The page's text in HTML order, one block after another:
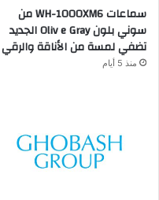
سماعات WH-1000XM6 من
سوني بلون Oliv e Gray الجديد
تضفي لمسة من الأناقة والرقي
منذ 5 أيام